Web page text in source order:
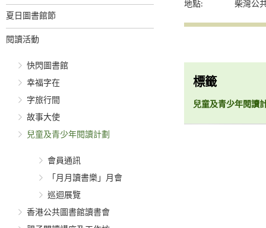
夏日圖書館節
閱讀活動
快閃圖書館
幸福字在
字旅行間
故事大使
兒童及青少年閱讀計劃
會員通訊
「月月讀書樂」月會
巡迴展覽
香港公共圖書館讀書會
地點:
柴灣公
標籤
兒童及青少年閱讀